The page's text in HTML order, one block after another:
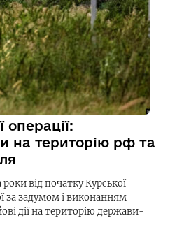
на територію рф та
від початку Курської
за задумом і виконанням
дії на територію держави-